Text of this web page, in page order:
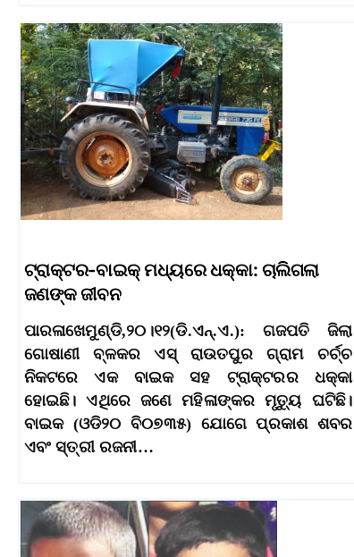
ଟ୍ରାକ୍ଟର-ବାଇକ୍‌ ମଧ୍ୟରେ ଧକ୍କା: ଚାଲିଗଲା
ଜଣଙ୍କ ଜୀବନ
ପାରଳାଖେମୁଣ୍ଡି,୨୦।୧୨(ଡି.ଏନ୍‌.ଏ.): ଗଜପତି ଜିଲା
ଗୋଷାଣୀ ବ୍ଳକର ଏସ୍‌ ରାଉତପୁର ଗ୍ରାମ ଚର୍ଚ୍ଚ
ନିକଟରେ ଏକ ବାଇକ ସହ ଟ୍ରାକ୍ଟରର ଧକ୍କା
ହୋଇଛି। ଏଥିରେ ଜଣେ ମହିଳାଙ୍କର ମୃତ୍ୟୁ ଘଟିଛି।
ବାଇକ (ଓଡି୨୦ ବି୦୭୩୫) ଯୋଗେ ପ୍ରକାଶ ଶବର
ଏବଂ ସ୍ତ୍ରୀ ରଜନୀ…